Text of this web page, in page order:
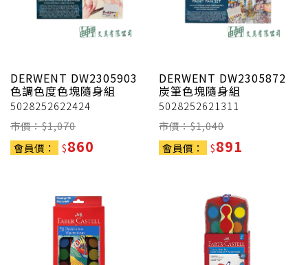
DERWENT DW2305903
色調色度色塊隨身組
5028252622424
市價：$1,070
會員價：
$860
DERWENT DW2305872
炭筆色塊隨身組
5028252621311
市價：$1,040
會員價：
$891